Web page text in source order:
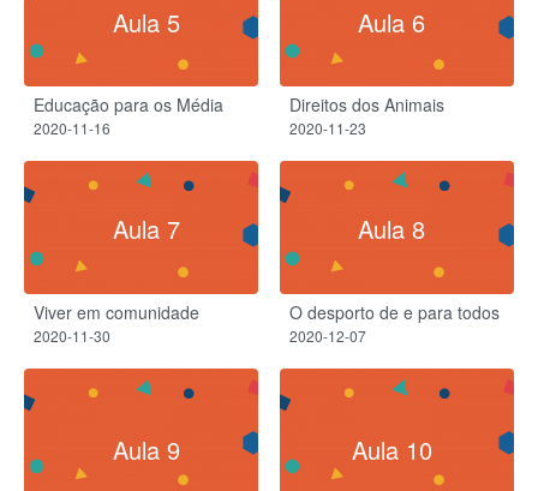
Aula 5
Educação para os Média
2020-11-16
Aula 6
Direitos dos Animais
2020-11-23
Aula 7
Viver em comunidade
2020-11-30
Aula 8
O desporto de e para todos
2020-12-07
Aula 9 Aula 10